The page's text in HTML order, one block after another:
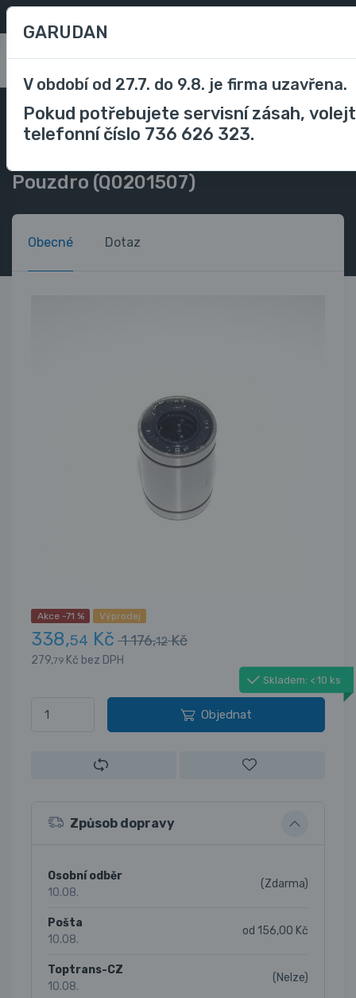
Příslušenství
Příslušenství průmyslové stroje
Náhradní díly průmyslové stroje
Pro Garudan GPS-serie
Pouzdro (Q0201507)
Obecné Dotaz
Akce -71 % Výprodej
338,54 Kč 1 176,12Kč
279,79 Kč bez DPH
Skladem: < 10 ks
Objednat
Způsob dopravy
Osobní odběr
10.08.
(Zdarma)
Pošta
10.08.
od 156,00 Kč
Toptrans-CZ
10.08.
(Nelze)
GARUDAN
V období od 27.7. do 9.8. je firma uzavřena.
Pokud potřebujete servisní zásah,
telefonní číslo 736 626 323.